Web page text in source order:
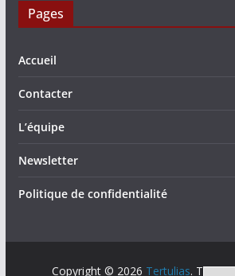
Pages
Accueil
Contacter
L’équipe
Newsletter
Politique de confidentialité
Copyright © 2026 Tertulias. Tous